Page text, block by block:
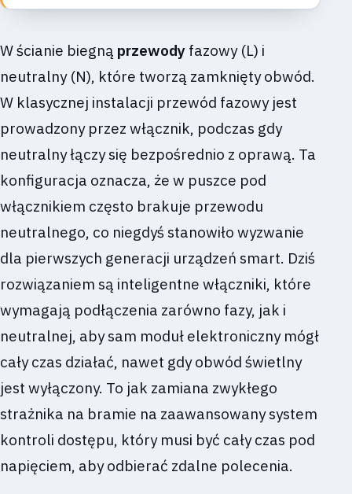
W ścianie biegną przewody fazowy (L) i
neutralny (N), które tworzą zamknięty obwód.
W klasycznej instalacji przewód fazowy jest
prowadzony przez włącznik, podczas gdy
neutralny łączy się bezpośrednio z oprawą. Ta
konfiguracja oznacza, że w puszce pod
włącznikiem często brakuje przewodu
neutralnego, co niegdyś stanowiło wyzwanie
dla pierwszych generacji urządzeń smart. Dziś
rozwiązaniem są inteligentne włączniki, które
wymagają podłączenia zarówno fazy, jak i
neutralnej, aby sam moduł elektroniczny mógł
cały czas działać, nawet gdy obwód świetlny
jest wyłączony. To jak zamiana zwykłego
strażnika na bramie na zaawansowany system
kontroli dostępu, który musi być cały czas pod
napięciem, aby odbierać zdalne polecenia.